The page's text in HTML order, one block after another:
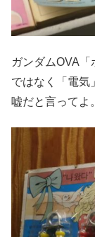
ガンダムOVA
ではなく「電気
嘘だと言ってよ。